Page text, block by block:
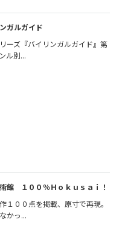
ガルガイド
ーズ『バイリンガルガイド』第
ル別...
館 １００％Ｈｏｋｕｓａｉ！
１００点を掲載、原寸で再現。
かっ...